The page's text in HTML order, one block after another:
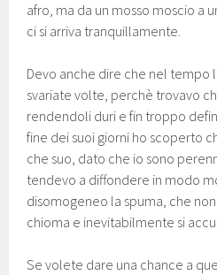
afro, ma da un mosso moscio a
ci si arriva tranquillamente.
Devo anche dire che nel tempo
svariate volte, perchè trovavo
rendendoli duri e fin troppo
fine dei suoi giorni ho scoperto
che suo, dato che io sono
tendevo a diffondere in modo
disomogeneo la spuma, che
chioma e inevitabilmente si
Se volete dare una chance a